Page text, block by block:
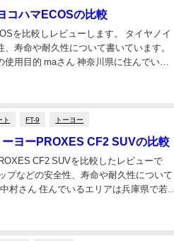
コハマECOSの比較
を比較しレビューします。 タイヤノイ
寿命や耐久性について書いています。
用目的 maさん 神奈川県に住んでいま
ト FT-9 トーヨー
ヨーPROXES CF2 SUVの比較
CF2 SUVを比較したレビューで
プなどの安全性、寿命や耐久性について